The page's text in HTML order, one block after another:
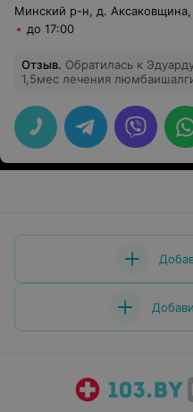
Минский р-н, д. Аксаковщина,
до 17:00
Отзыв. Обратилась к
1,5мес лечения
которая совершенно не
только хуже,сидеть вообще
посещения я впервые почти
внимательный и тактичный
избавляет от боли,но ищет
Мои самые теплые и
Вам за проделанную работу